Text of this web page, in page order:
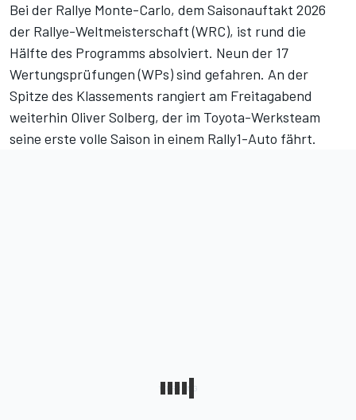
Bei der Rallye Monte-Carlo, dem Saisonauftakt 2026
der Rallye-Weltmeisterschaft (WRC), ist rund die
Hälfte des Programms absolviert. Neun der 17
Wertungsprüfungen (WPs) sind gefahren. An der
Spitze des Klassements rangiert am Freitagabend
weiterhin Oliver Solberg, der im Toyota-Werksteam
seine erste volle Saison in einem Rally1-Auto fährt.